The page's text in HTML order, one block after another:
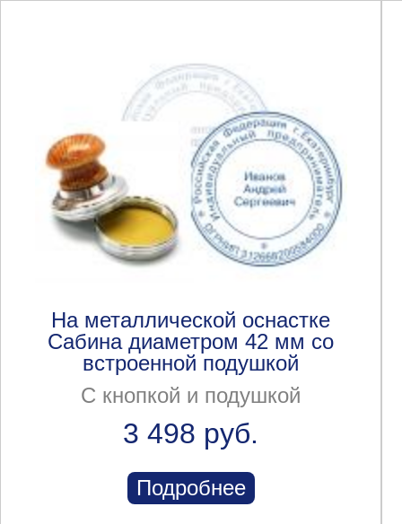
На металлической оснастке
Сабина диаметром 42 мм со
встроенной подушкой
С кнопкой и подушкой
3 498 руб.
Подробнее